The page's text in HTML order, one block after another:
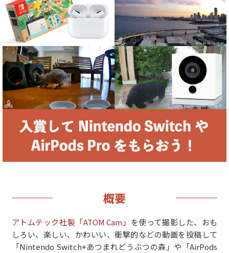
概要
アトムテック社製「ATOM Cam」 を使って撮影した、おも
しろい、楽しい、かわいい、衝撃的などの動画を投稿して
「Nintendo Switch+あつまれどうぶつの森」や「AirPods